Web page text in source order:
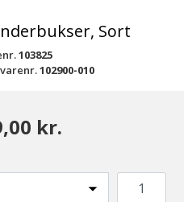
Sort
103825
102900-010
kr.